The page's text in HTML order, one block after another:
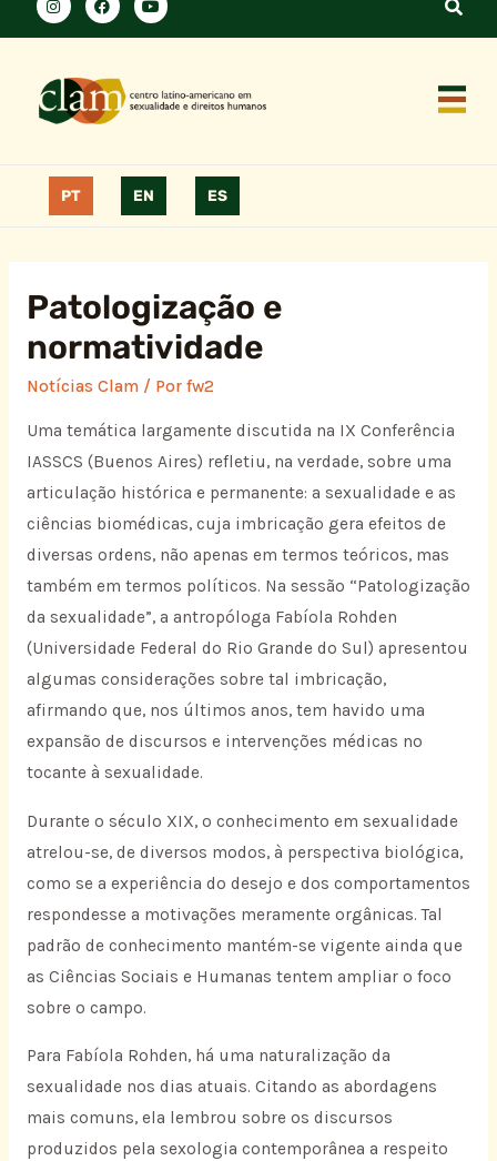
PT EN ES
Patologização e
normatividade
Notícias Clam/ Por fw2
Uma temática largamente discutida na IX Conferência
IASSCS (Buenos Aires) refletiu, na verdade, sobre uma
articulação histórica e permanente: a sexualidade e as
ciências biomédicas, cuja imbricação gera efeitos de
diversas ordens, não apenas em termos teóricos, mas
também em termos políticos. Na sessão “Patologização
da sexualidade”, a antropóloga Fabíola Rohden
(Universidade Federal do Rio Grande do Sul) apresentou
algumas considerações sobre tal imbricação,
afirmando que, nos últimos anos, tem havido uma
expansão de discursos e intervenções médicas no
tocante à sexualidade.
Durante o século XIX, o conhecimento em sexualidade
atrelou-se, de diversos modos, à perspectiva biológica,
como se a experiência do desejo e dos comportamentos
respondesse a motivações meramente orgânicas. Tal
padrão de conhecimento mantém-se vigente ainda que
as Ciências Sociais e Humanas tentem ampliar o foco
sobre o campo.
Para Fabíola Rohden, há uma naturalização da
sexualidade nos dias atuais. Citando as abordagens
mais comuns, ela lembrou sobre os discursos
produzidos pela sexologia contemporânea a respeito